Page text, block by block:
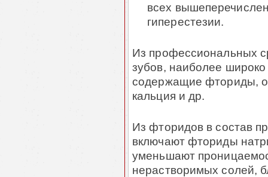
всех
гиперестезии.
Из профессиональных
зубов, наиболее
содержащие фториды,
кальция и др.
Из фторидов в состав
включают фториды
уменьшают
нерастворимых солей,